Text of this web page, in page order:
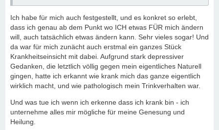
Ich habe für mich auch festgestellt, und es konkret so erlebt,
dass ich genau ab dem Punkt wo ICH etwas FÜR mich ändern
will, auch tatsächlich etwas ändern kann. Sehr vieles sogar! Und
da war für mich zunächt auch erstmal ein ganzes Stück
Krankheitseinsicht mit dabei. Aufgrund stark depressiver
Gedanken, die letztlich völlig gegen mein eigentliches Naturell
gingen, hatte ich erkannt wie krank mich das ganze eigentlich
wirklich macht, und wie pathologisch mein Trinkverhalten war.
Und was tue ich wenn ich erkenne dass ich krank bin - ich
unternehme alles mir mögliche für meine Genesung und
Heilung.